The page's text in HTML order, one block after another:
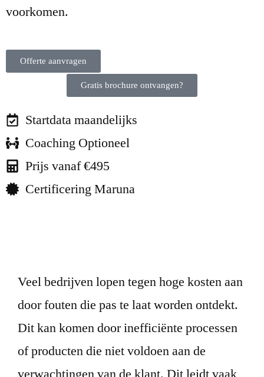
voorkomen.
Offerte aanvragen
Gratis brochure ontvangen?
Startdata maandelijks
Coaching Optioneel
Prijs vanaf €495
Certificering Maruna
Veel bedrijven lopen tegen hoge kosten aan
door fouten die pas te laat worden ontdekt.
Dit kan komen door inefficiënte processen
of producten die niet voldoen aan de